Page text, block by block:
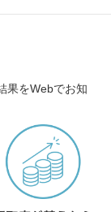
果をWebでお知